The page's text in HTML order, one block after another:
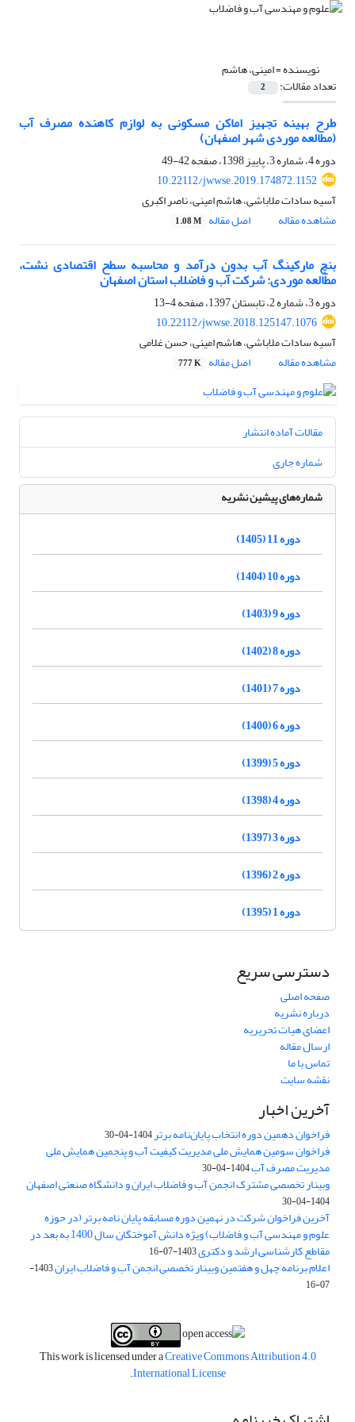
نویسنده =امینی، هاشم
تعداد مقالات: 2
طرح بهینه تجهیز اماکن مسکونی به لوازم کاهنده مصرف آب
(مطالعه موردی شهر اصفهان)
دوره 4، شماره 3، پاییز 1398، صفحه
42-49
10.22112/jwwse.2019.174872.1152
آسیه سادات ملاباشی، هاشم امینی، ناصر اکبری
مشاهده مقاله
اصل مقاله 1.08 M
بنچ مارکینگ آب بدون درآمد و محاسبه سطح اقتصادی نشت،
مطالعه موردی: شرکت آب و فاضلاب استان اصفهان
دوره 3، شماره 2، تابستان 1397، صفحه
4-13
10.22112/jwwse.2018.125147.1076
آسیه سادات ملاباشی، هاشم امینی، حسن غلامی
مشاهده مقاله
اصل مقاله 777 K
مقالات آماده انتشار
شماره جاری
شماره‌های پیشین نشریه
دوره 11 (1405)
دوره 10 (1404)
دوره 9 (1403)
دوره 8 (1402)
دوره 7 (1401)
دوره 6 (1400)
دوره 5 (1399)
دوره 4 (1398)
دوره 3 (1397)
دوره 2 (1396)
دوره 1 (1395)
دسترسی سریع
صفحه اصلی
درباره نشریه
اعضای هیات تحریریه
ارسال مقاله
تماس با ما
نقشه سایت
آخرین اخبار
فراخوان دهمین دوره انتخاب پایان‌نامه برتر1404-04-30
فراخوان سومین همایش ملی مدیریت کیفیت آب و پنجمین همایش ملی
مدیریت مصرف آب1404-04-30
وبینار تخصصی مشترک انجمن آب و فاضلاب ایران و دانشگاه صنعتی اصفهان
1404-04-30
آخرین فراخوان شرکت در نهمین دوره مسابقه پایان نامه برتر (در حوزه
علوم و مهندسی آب و فاضلاب) ویژه دانش آموختگان سال 1400 به بعد در
مقاطع کارشناسی ارشد و دکتری1403-07-16
اعلام برنامه چهل و هفتمین وبینار تخصصی انجمن آب و فاضلاب ایران
1403-
07-16
This work is licensed under aCreative Commons Attribution 4.0
International License
.